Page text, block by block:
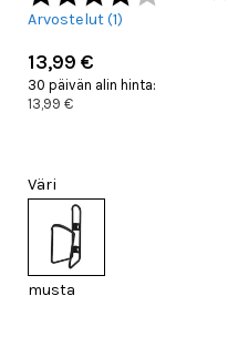
Arvostelut (1)
13,99 €
30 päivän alin hinta:
13,99 €
Väri
musta